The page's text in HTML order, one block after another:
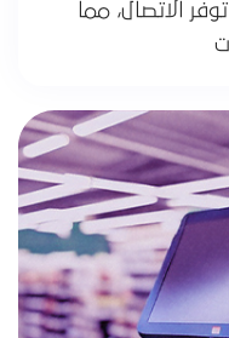
الاتصال، مما